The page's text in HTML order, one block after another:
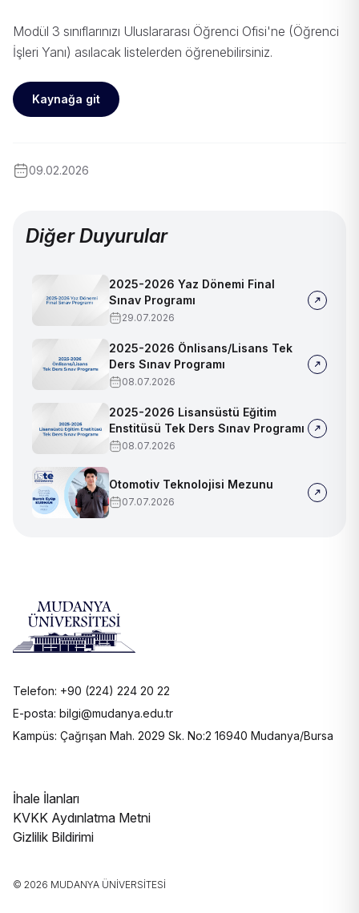
Modül 3 sınıflarınızı Uluslararası Öğrenci Ofisi'ne (Öğrenci
İşleri Yanı) asılacak listelerden öğrenebilirsiniz.
Kaynağa git
09.02.2026
Diğer Duyurular
2025-2026 Yaz Dönemi Final
Sınav Programı
29.07.2026
2025-2026 Önlisans/Lisans Tek
Ders Sınav Programı
08.07.2026
2025-2026 Lisansüstü Eğitim
Enstitüsü Tek Ders Sınav Programı
08.07.2026
Otomotiv Teknolojisi Mezunu
07.07.2026
Telefon: +90 (224) 224 20 22
E-posta: bilgi@mudanya.edu.tr
Kampüs: Çağrışan Mah. 2029 Sk. No:2 16940 Mudanya/Bursa
İhale İlanları
KVKK Aydınlatma Metni
Gizlilik Bildirimi
© 2026 MUDANYA ÜNIVERSITESI